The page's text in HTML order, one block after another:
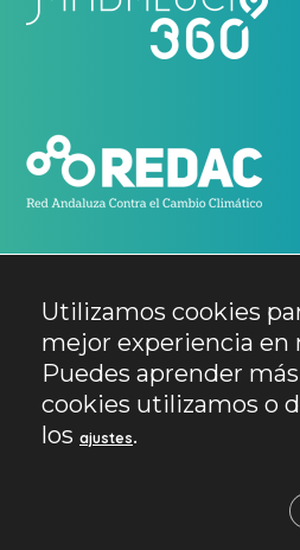
Utilizamos cookies
mejor experiencia en
Puedes aprender
cookies utilizamos o
los ajustes.